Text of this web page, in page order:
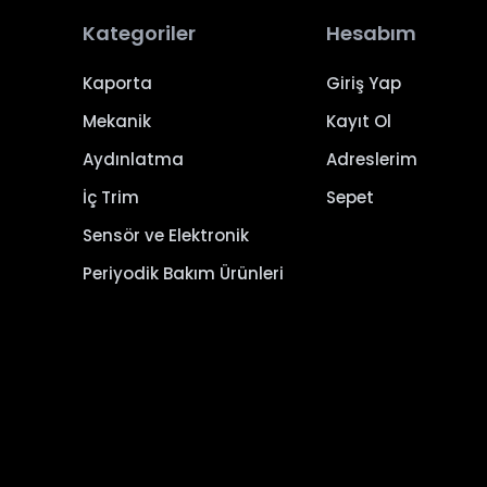
Kategoriler
Kaporta
Mekanik
Aydınlatma
İç Trim
Sensör ve Elektronik
Periyodik Bakım Ürünleri
Hesabım
Giriş Yap
Kayıt Ol
Adreslerim
Sepet